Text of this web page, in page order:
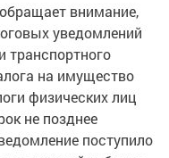
внимание,
уведомлений
на имущество
физических лиц
не позднее
поступило